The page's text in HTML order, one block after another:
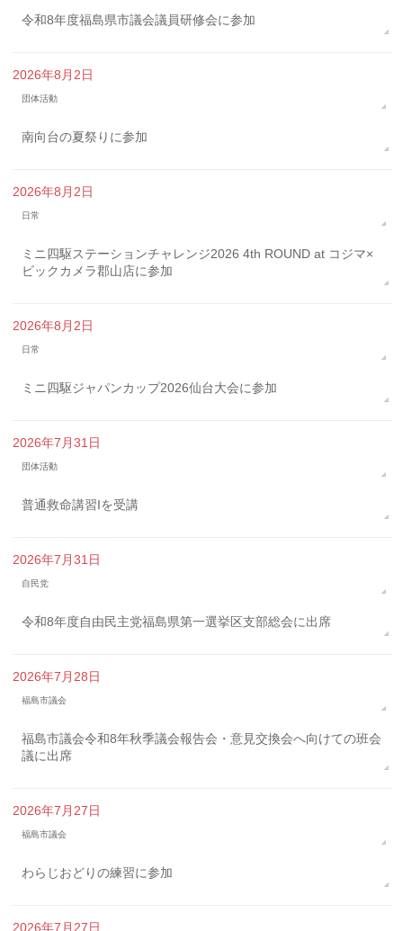
令和8年度福島県市議会議員研修会に参加
2026年8月2日
団体活動
南向台の夏祭りに参加
2026年8月2日
日常
ミニ四駆ステーションチャレンジ2026 4th ROUND at コジマ×
ビックカメラ郡山店に参加
2026年8月2日
日常
ミニ四駆ジャパンカップ2026仙台大会に参加
2026年7月31日
団体活動
普通救命講習Iを受講
2026年7月31日
自民党
令和8年度自由民主党福島県第一選挙区支部総会に出席
2026年7月28日
福島市議会
福島市議会令和8年秋季議会報告会・意見交換会へ向けての班会
議に出席
2026年7月27日
福島市議会
わらじおどりの練習に参加
2026年7月27日